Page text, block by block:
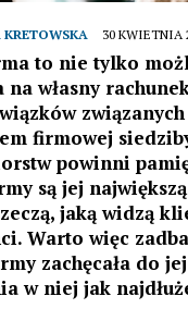
30 KWIETNIA
to nie tylko
na własny
związanych
firmowej
powinni
są jej
jaką widzą
Warto więc
zachęcała do
w niej jak